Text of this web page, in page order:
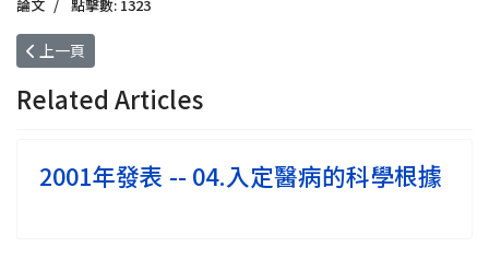
論文
點擊數: 1323
上一篇文章: 1999年發表 -- 02.新儒家的思想發展與牟宗三開出新外
上一頁
Related Articles
2001年發表 -- 04.入定醫病的科學根據